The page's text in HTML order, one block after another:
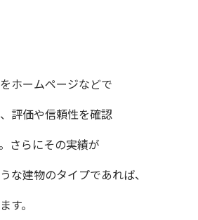
ホームページなどで
評価や信頼性を確認
さらにその実績が
な建物のタイプであれば、
す。